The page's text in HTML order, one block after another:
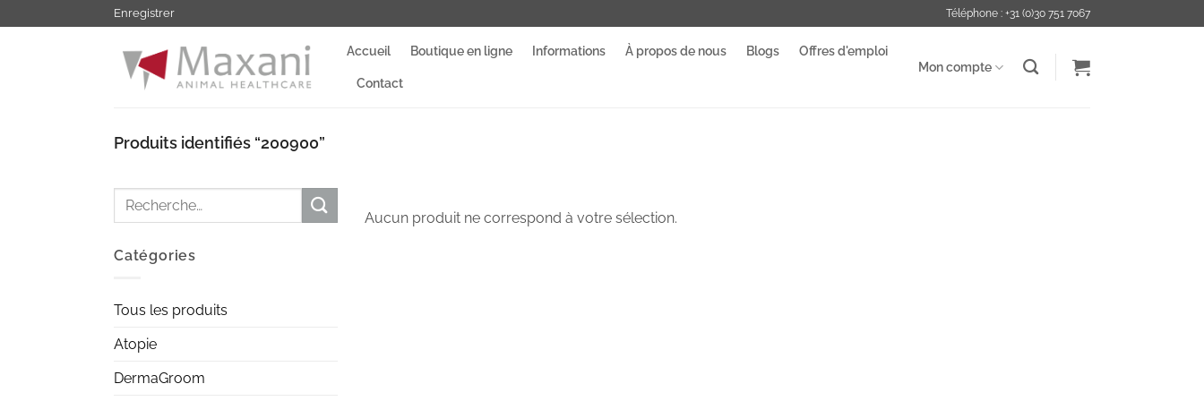
au
Enregistrer Téléphone : +31 (0)30 751 7067
Accueil Boutique en ligne Informations À propos de nous Blogs Offres d'emploi
Contact
Mon compte
Produits identifiés “200900”
Recherche
Catégories
Tous les produits
Atopie
DermaGroom
Aucun produit ne correspond à votre sélection.